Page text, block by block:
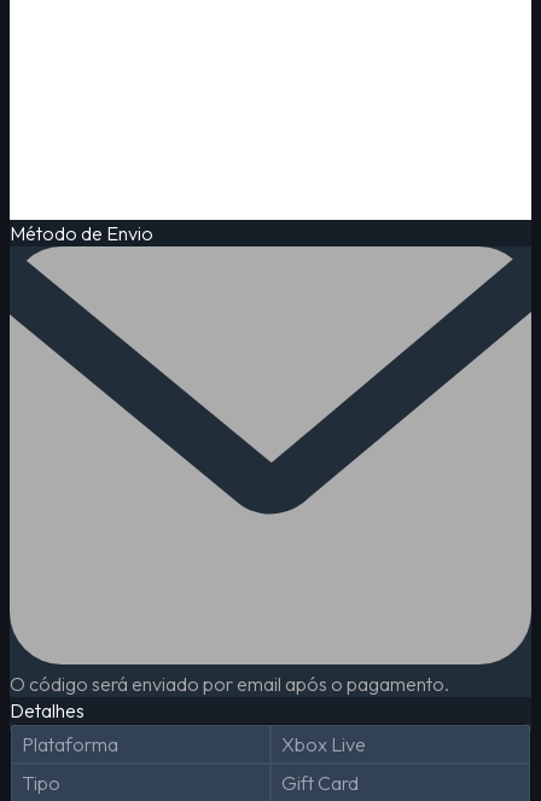
Método de Envio
O código será enviado por email após o pagamento.
Detalhes
Plataforma
Xbox Live
Tipo
Gift Card